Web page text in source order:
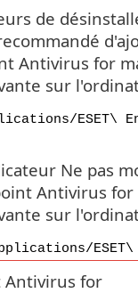
de
Antivirus for
sur
ESET\
Ne pas
Antivirus
sur
Antivirus for